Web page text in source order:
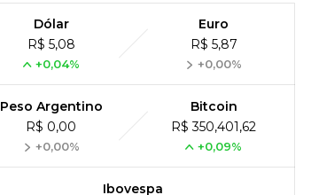
Dólar
R$ 5,08
+0,04%
Euro
R$ 5,87
+0,00%
Peso Argentino
R$ 0,00
+0,00%
Bitcoin
R$ 350,401,62
+0,09%
Ibovespa